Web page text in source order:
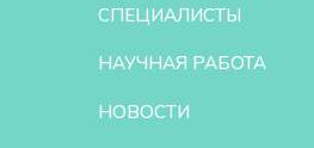
СПЕЦИАЛИСТЫ
НАУЧНАЯ РАБОТА
НОВОСТИ